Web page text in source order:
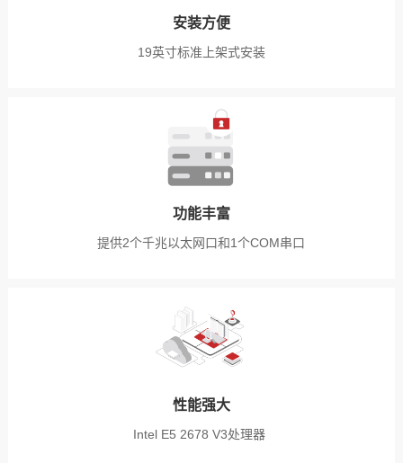
安装方便
19英寸标准上架式安装
功能丰富
提供2个千兆以太网口和1个COM串口
性能强大
Intel E5 2678 V3处理器